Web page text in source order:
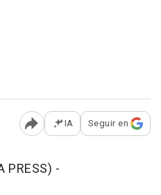
Abrir opciones para
IA Seguir en
PRESS) -